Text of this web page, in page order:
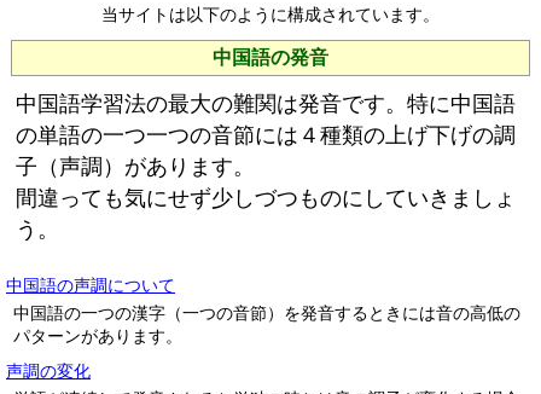
当サイトは以下のように構成されています。
中国語の発音
中国語学習法の最大の難関は発音です。特に中国語
の単語の一つ一つの音節には４種類の上げ下げの調
子（声調）があります。
間違っても気にせず少しづつものにしていきましょ
う。
中国語の声調について
中国語の一つの漢字（一つの音節）を発音するときには音の高低の
パターンがあります。
声調の変化